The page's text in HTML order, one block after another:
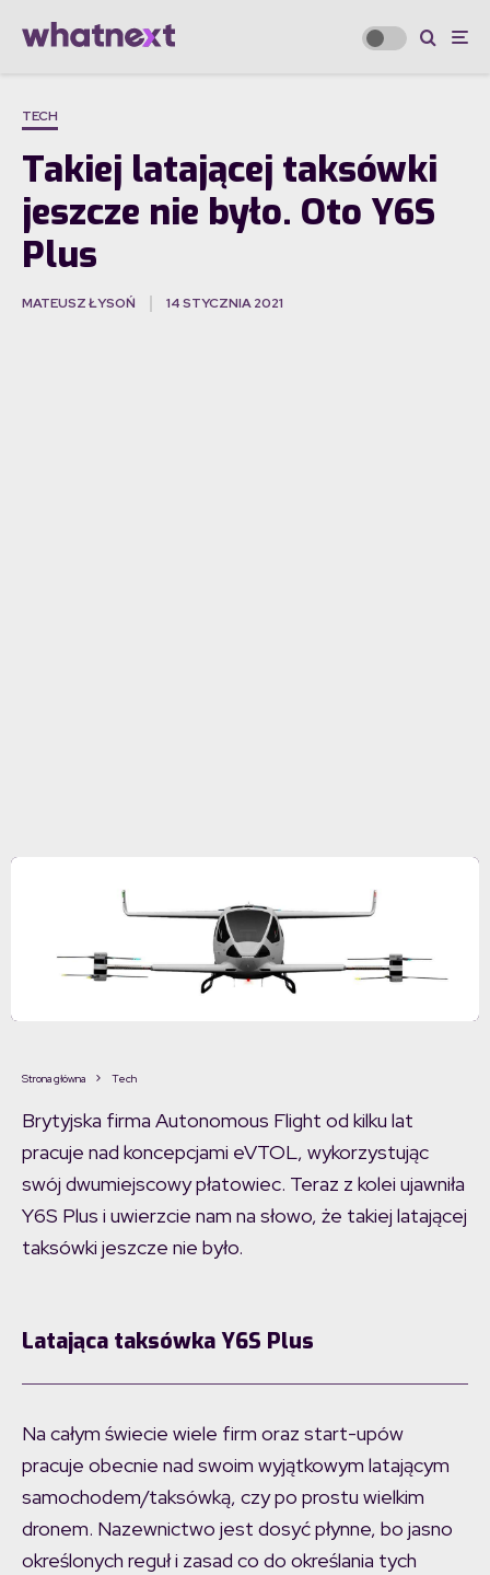
TECH
Takiej latającej taksówki
jeszcze nie było. Oto Y6S
Plus
MATEUSZ ŁYSOŃ 14 STYCZNIA 2021
Strona główna Tech
Brytyjska firma Autonomous Flight od kilku lat
pracuje nad koncepcjami eVTOL, wykorzystując
swój dwumiejscowy płatowiec. Teraz z kolei ujawniła
Y6S Plus i uwierzcie nam na słowo, że takiej latającej
taksówki jeszcze nie było.
Latająca taksówka Y6S Plus
Na całym świecie wiele firm oraz start-upów
pracuje obecnie nad swoim wyjątkowym latającym
samochodem/taksówką, czy po prostu wielkim
dronem. Nazewnictwo jest dosyć płynne, bo jasno
określonych reguł i zasad co do określania tych